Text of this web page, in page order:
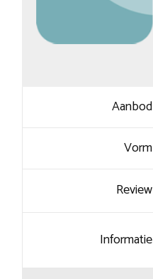
Aanbod
Vorm
Review
Informatie